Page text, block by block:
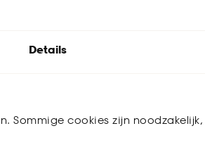
Details
Sommige cookies zijn